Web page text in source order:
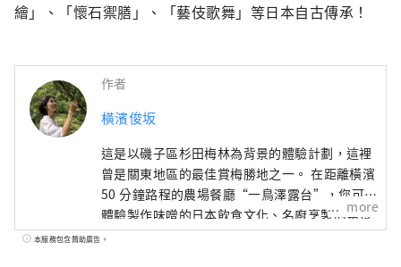
繪」、「懷石禦膳」、「藝伎歌舞」等日本自古傳承！
作者
橫濱俊坂
這是以磯子區杉田梅林為背景的體驗計劃，這裡
曾是關東地區的最佳賞梅勝地之一。 在距離橫濱
50 分鐘路程的農場餐廳“一鳥澤露台”，您可以
體驗製作味噌的日本飲食文化、名廚烹製的素食
菜餚以及使用日本食材的藥膳中華料理。吃飯團
more
本服務包含贊助廣告。